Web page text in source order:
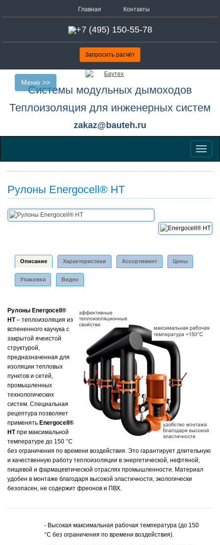
Главная Контакты
+7 (495) 150-55-78
Запросить расчёт
Системы модульных дымоходов
Теплоизоляция для инженерных систем
zakaz@bauteh.ru
Меню
Меню >>
Рулоны Energocell® HT
Описание Характеристики Ассортимент Цены
Упаковка Видео
Рулоны Energocell®
HT– теплоизоляция из
вспененного каучука с
закрытой ячеистой
структурой,
предназначенная для
изоляции тепловых
пунктов и сетей,
промышленных
технологических
систем. Специальная
рецептура позволяет
применять Energocell®
HTпри максимальной
температуре до 150 °С
без ограничения по времени воздействия. Это гарантирует длительную
и качественную работу теплоизоляции в энергетической, нефтяной,
пищевой и фармацевтической отраслях промышленности. Материал
удобен в монтаже благодаря высокой эластичности, экологически
безопасен, не содержит фреонов и ПВХ.
- Высокая максимальная рабочая температура (до 150
°С без ограничения по времени воздействия).